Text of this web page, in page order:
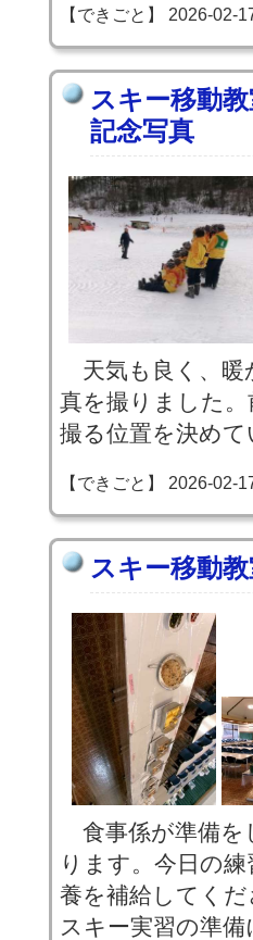
【できごと】 2026-02-
スキー移動
記念写真
天気も良く、暖
真を撮りました
撮る位置を決め
【できごと】 2026-02-
スキー移動
食事係が準備を
ります。今日の
養を補給してく
スキー実習の準